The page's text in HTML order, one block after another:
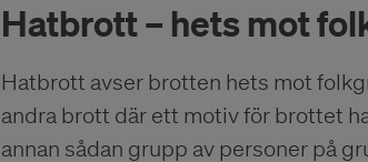
Hatbrott – hets mot
Hatbrott avser brotten hets mot
andra brott där ett motiv för brottet
annan sådan grupp av personer på